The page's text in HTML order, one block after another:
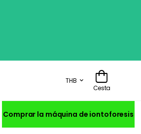
THB
Cesta
Comprar la máquina de iontoforesis